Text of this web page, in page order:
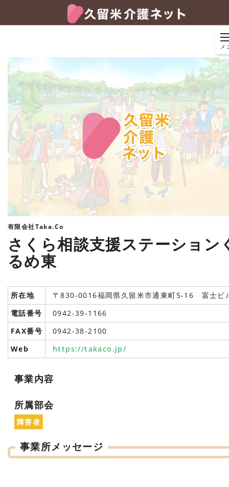
メ
有限会社Taka.Co
さくら相談支援ステーション
るめ東
所在地
〒830-0016福岡県久留米市通東町5-16 富士ビ
電話番号
0942-39-1166
FAX番号
0942-38-2100
Web
https://takaco.jp/
事業内容
所属部会
障害者
事業所メッセージ